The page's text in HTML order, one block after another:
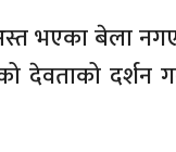
भएका बेला
देवताको दर्शन